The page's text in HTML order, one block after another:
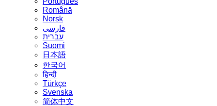
Română
Norsk
فارسی
עברית
Suomi
日本語
한국어
हिन्दी
Türkçe
Svenska
简体中文